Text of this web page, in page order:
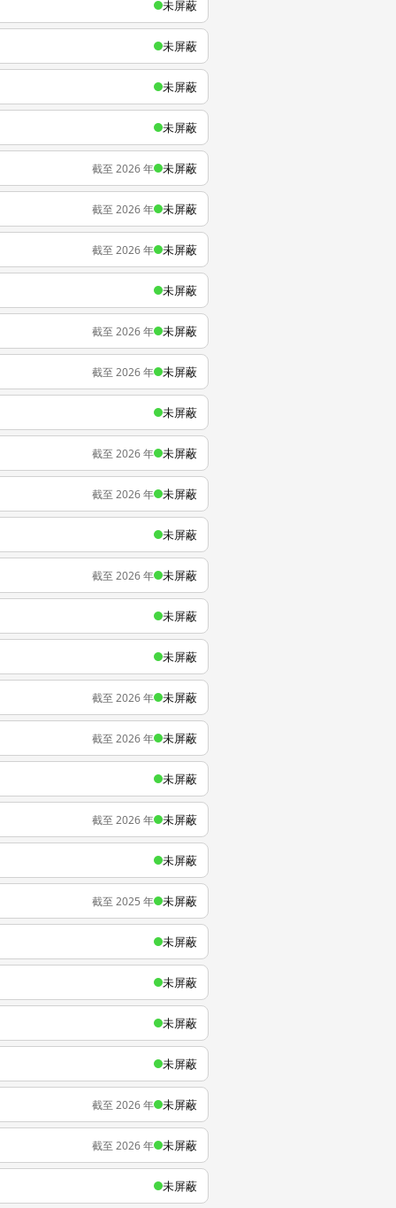
未屏蔽
未屏蔽
未屏蔽
未屏蔽
截至 2026 年 未屏蔽
截至 2026 年 未屏蔽
截至 2026 年 未屏蔽
未屏蔽
截至 2026 年 未屏蔽
截至 2026 年 未屏蔽
未屏蔽
截至 2026 年 未屏蔽
截至 2026 年 未屏蔽
未屏蔽
截至 2026 年 未屏蔽
未屏蔽
未屏蔽
截至 2026 年 未屏蔽
截至 2026 年 未屏蔽
未屏蔽
截至 2026 年 未屏蔽
未屏蔽
截至 2025 年 未屏蔽
未屏蔽
未屏蔽
未屏蔽
未屏蔽
截至 2026 年 未屏蔽
截至 2026 年 未屏蔽
未屏蔽